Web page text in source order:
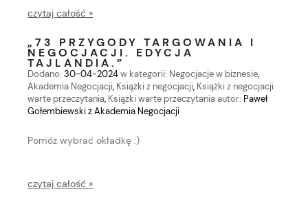
czytaj całość »
„73 PRZYGODY TARGOWANIA I
NEGOCJACJI. EDYCJA
TAJLANDIA.”
Dodano: 30-04-2024w kategorii: Negocjacje w biznesie,
Akademia Negocjacji, Książki z negocjacji, Książki z negocjacji
warte przeczytania, Książki warte przeczytaniaautor: Paweł
Gołembiewski z Akademia Negocjacji
Pomóż wybrać okładkę :)
czytaj całość »